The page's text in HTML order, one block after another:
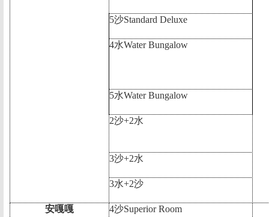
5沙Standard Deluxe
4水Water Bungalow
5水Water Bungalow
2沙+2水
3沙+2水
3水+2沙
安嘎嘎
4沙Superior Room